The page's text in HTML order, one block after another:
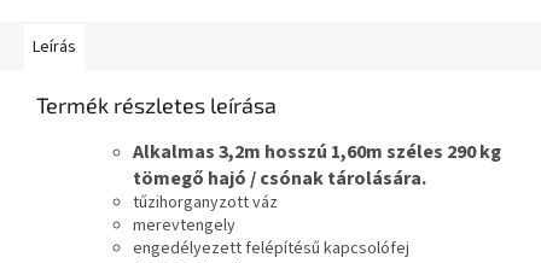
Leírás
Termék részletes leírása
Alkalmas 3,2m hosszú 1,60m széles 290 kg
tömegő hajó / csónak tárolására.
tűzihorganyzott váz
merevtengely
engedélyezett felépítésű kapcsolófej